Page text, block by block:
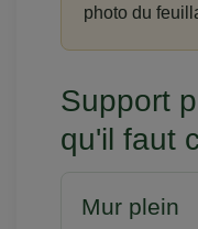
photo du
Support
qu'il faut
Mur plein